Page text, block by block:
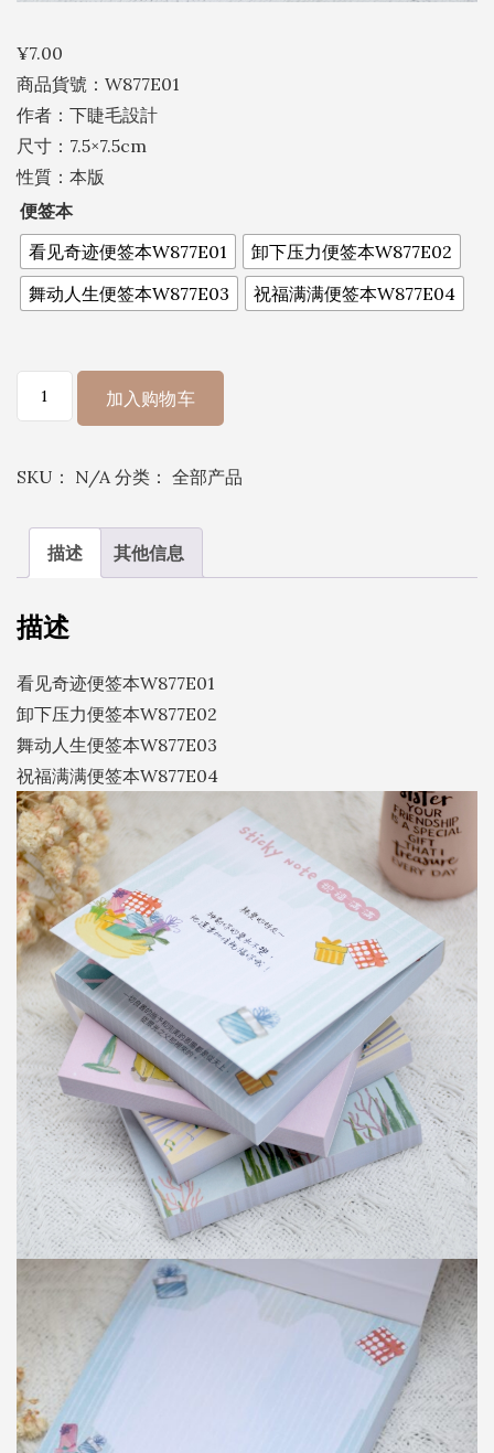
¥7.00
商品貨號：W877E01
作者：下睫毛設計
尺寸：7.5×7.5cm
性質：本版
便签本
看见奇迹便签本W877E01
卸下压力便签本W877E02
舞动人生便签本W877E03
祝福满满便签本W877E04
签
丨
便
本
W877E01
卸
下
压
力
便
签
本
W877E02
舞
动
人
生
便
签
本
W877E03
祝
福
满
便
签
本
加入购物车
SKU： N/A 分类： 全部产品
描述 其他信息
描述
看见奇迹便签本W877E01
卸下压力便签本W877E02
舞动人生便签本W877E03
祝福满满便签本W877E04